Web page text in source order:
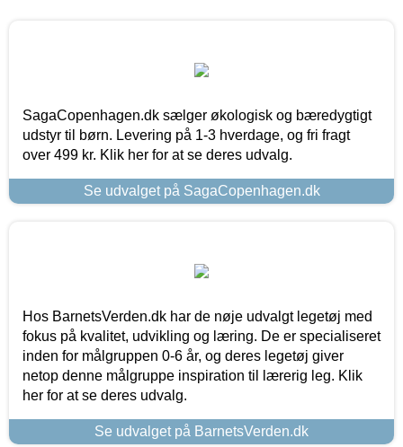
SagaCopenhagen.dk sælger økologisk og bæredygtigt
udstyr til børn. Levering på 1-3 hverdage, og fri fragt
over 499 kr. Klik her for at se deres udvalg.
Se udvalget på SagaCopenhagen.dk
Hos BarnetsVerden.dk har de nøje udvalgt legetøj med
fokus på kvalitet, udvikling og læring. De er specialiseret
inden for målgruppen 0-6 år, og deres legetøj giver
netop denne målgruppe inspiration til lærerig leg. Klik
her for at se deres udvalg.
Se udvalget på BarnetsVerden.dk